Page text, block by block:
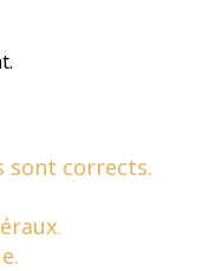
sont corrects.